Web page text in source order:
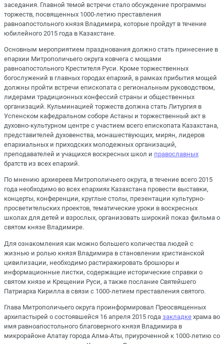
заседания. Главной темой встречи стало обсуждение программы
торжеств, посвященных 1000-летию преставления
равноапостольного князя Владимира, которые пройдут в течение
юбилейного 2015 года в Казахстане.
Основным мероприятием празднования должно стать принесение в
епархии Митрополичьего округа ковчега с мощами
равноапостольного Крестителя Руси. Кроме торжественных
богослужений в главных городах епархий, в рамках прибытия мощей
должны пройти встречи епископата с региональным руководством,
лидерами традиционных конфессий страны и общественных
организаций. Кульминацией торжеств должна стать Литургия в
Успенском кафедральном соборе Астаны и торжественный акт в
духовно-культурном центре с участием всего епископата Казахстана,
представителей духовенства, монашествующих, мирян, лидеров
епархиальных и приходских молодежных организаций,
преподавателей и учащихся воскресных школ и православных
братств из всех епархий.
По мнению архиереев Митрополичьего округа, в течение всего 2015
года необходимо во всех епархиях Казахстана провести выставки,
концерты, конференции, круглые столы, презентации культурно-
просветительских проектов, тематические уроки в воскресных
школах для детей и взрослых, организовать широкий показ фильма о
святом князе Владимире.
Для ознакомления как можно большего количества людей с
жизнью и ролью князя Владимира в становлении христианской
цивилизации, необходимо растиражировать брошюры и
информационные листки, содержащие исторические справки о
святом князе и Крещении Руси, а также послание Святейшего
Патриарха Кирилла в связи с 1000-летием преставления святого.
Глава Митрополичьего округа проинформировал Преосвященных
архипастырей о состоявшейся 16 апреля 2015 года закладке храма во
имя равноапостольного благоверного князя Владимира в
микрорайоне Алатау города Алма-Аты, приуроченной к 1000-летию со